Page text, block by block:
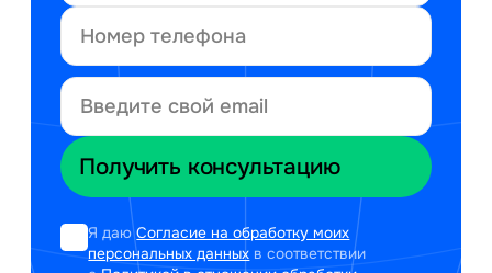
Я даюСогласие на обработку моих
персональных данных в соответствии